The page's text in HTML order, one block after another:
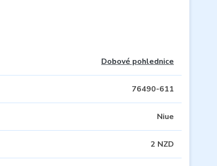
Dobové pohlednice
76490-611
Niue
2 NZD